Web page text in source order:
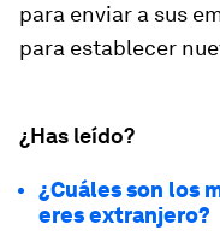
para enviar a sus
para establecer
¿Has leído?
¿Cuáles son los
eres extranjero?